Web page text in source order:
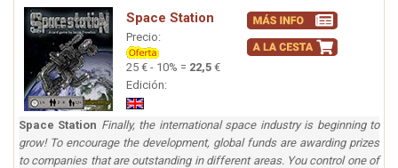
Space Station
Precio:
25 € - 10% = 22,5 €
Edición:
Space Station Finally, the international space industry is beginning to
grow! To encourage the development, global funds are awarding prizes
to companies that are outstanding in different areas. You control one of